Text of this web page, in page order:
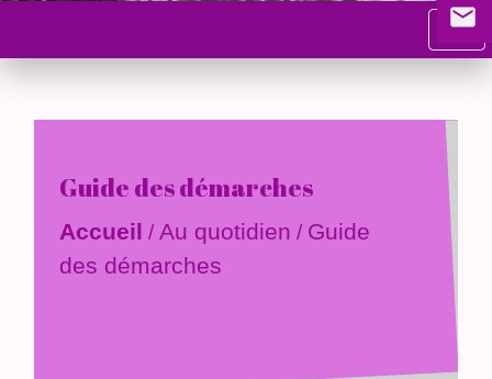
menu
Guide des démarches
Accueil / Au quotidien / Guide
des démarches
email